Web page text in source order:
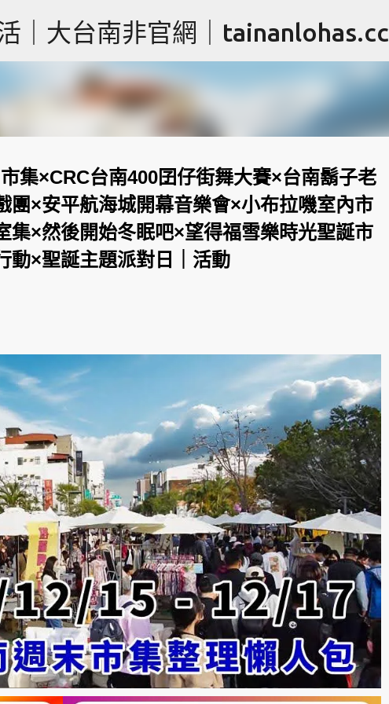
跳到主要內容
｜大台南非官網｜tainanlohas.cc
集×CRC台南400囝仔街舞大賽×台南鬍子老
團×安平航海城開幕音樂會×小布拉嘰室內市
集×然後開始冬眠吧×望得福雪樂時光聖誕市
動×聖誕主題派對日｜活動